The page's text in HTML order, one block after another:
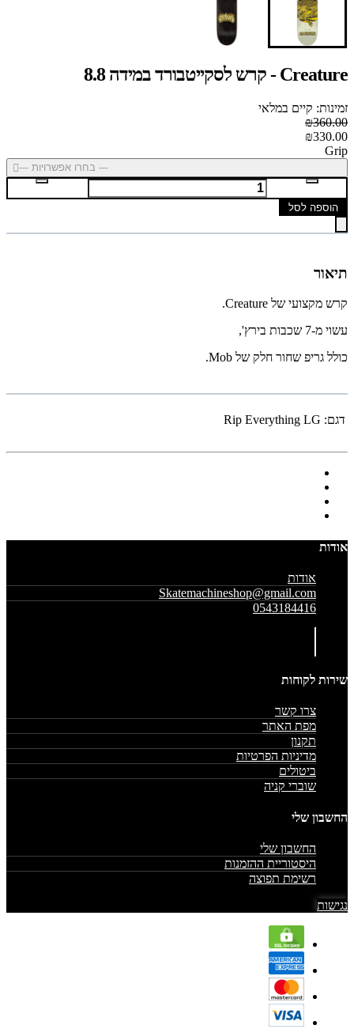
Creature - קרש לסקייטבורד במידה 8.8
זמינות: קיים במלאי
₪360.00
₪330.00
Grip
--- בחרו אפשרויות ---
הוספה לסל
תיאור
קרש מקצועי של Creature.
עשוי מ-7 שכבות בירץ',
כולל גריפ שחור חלק של Mob.
דגם: Rip Everything LG
אודות
אודות
Skatemachineshop@gmail.com
0543184416
שירות לקוחות
צרו קשר
מפת האתר
תקנון
מדיניות הפרטיות
ביטולים
שוברי קניה
החשבון שלי
החשבון שלי
היסטוריית ההזמנות
רשימת תפוצה
נגישות